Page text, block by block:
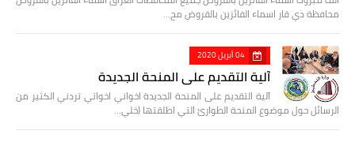
محافظة ذي قار اسماء الفائزين بالقروض مح…
04 أبريل 2020
آلية التقديم على المنحة الجديدة
آلية التقديم على المنحة الجديدة اخواني اخواتي تردني الكثير من
الرسائل حول موضوع المنحة الطوارئ التي اطلقتها (خلي…